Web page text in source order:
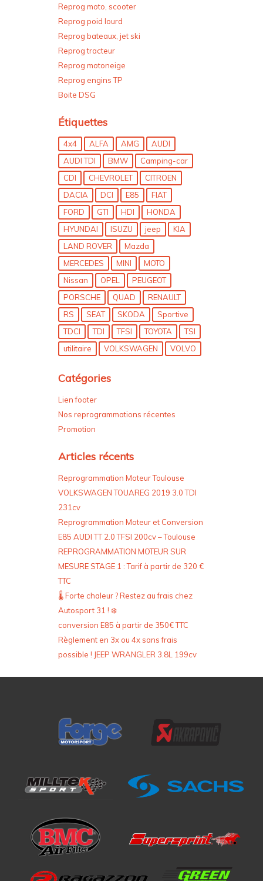
Reprog voiture
Reprog moto, scooter
Reprog poid lourd
Reprog bateaux, jet ski
Reprog tracteur
Reprog motoneige
Boite DSG
Étiquettes
4x4 ALFA AMG
AUDI
AUDI TDI
BMW
Camping-car
CDI
CHEVROLET
CITROEN
DACIA
DCI E85
FIAT
FORD
GTI HDI
HONDA
HYUNDAI
ISUZU jeep
LAND ROVER
Mazda
MERCEDES
MINI
MOTO
Nissan
OPEL
PEUGEOT
PORSCHE
QUAD
RENAULT
RS
SEAT SKODA
Sportive
utilitaire
VOLKSWAGEN
Catégories
Lien footer
Promotion
Articles récents
Reprogrammation Moteur Toulouse
VOLKSWAGEN TOUAREG 2019 3.0 TDI
231cv
Reprogrammation Moteur et Conversion
E85 AUDI TT 2.0 TFSI 200cv – Toulouse
REPROGRAMMATION MOTEUR SUR
MESURE STAGE 1 : Tarif à partir de 320 €
TTC
🌡️ Forte chaleur ? Restez au frais chez
Autosport 31 ! ❄️
conversion E85 à partir de 350€ TTC